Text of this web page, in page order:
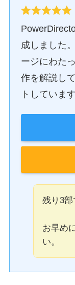
成しました
ージにわた
作を解説し
トしていま
残り3部
お早め
い。